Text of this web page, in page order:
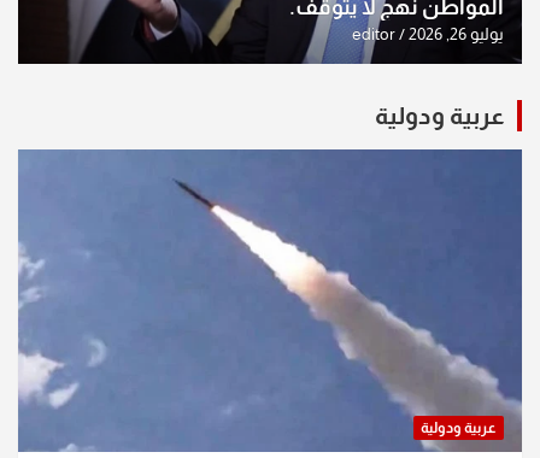
المواطن نهج لا يتوقف.
يوليو 26, 2026 editor
عربية ودولية
عربية ودولية